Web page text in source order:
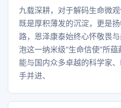
九载深耕，对于解码生命微观
既是厚积薄发的沉淀，更是
路，恩泽康泰始终心怀敬畏
泡这一纳米级“生命信使”所
能与国内众多卓越的科学家
手并进、